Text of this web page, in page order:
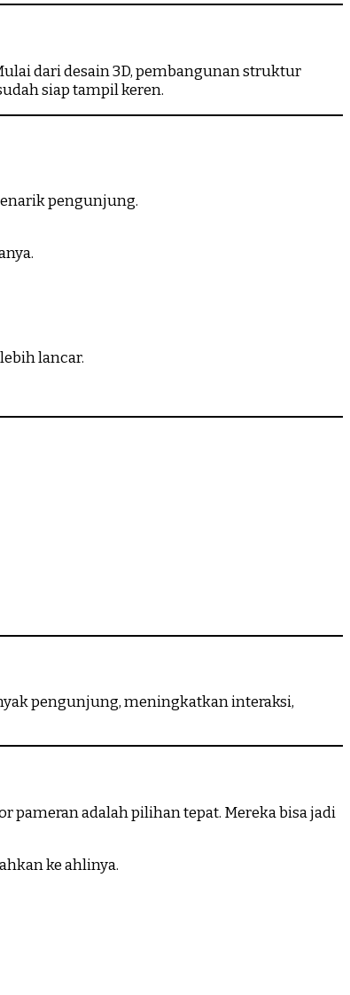
dari desain 3D, pembangunan struktur
siap tampil keren.
pengunjung.
lancar.
pengunjung, meningkatkan interaksi,
pameran adalah pilihan tepat. Mereka bisa jadi
ke ahlinya.